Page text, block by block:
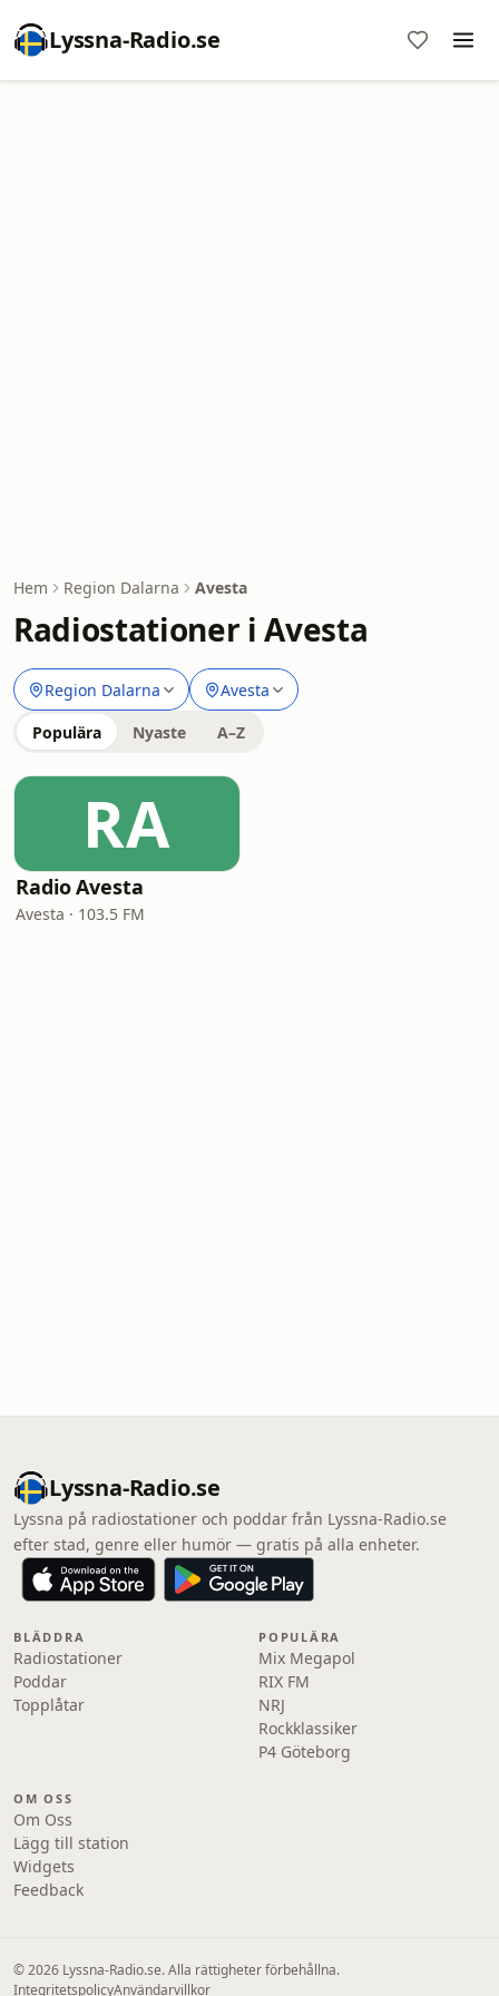
Lyssna-Radio.se
Hem Region Dalarna Avesta
Radiostationer i Avesta
Region Dalarna Avesta
Populära Nyaste A–Z
RA
Radio Avesta
Avesta · 103.5 FM
Lyssna-Radio.se
Lyssna på radiostationer och poddar från Lyssna-Radio.se
efter stad, genre eller humör — gratis på alla enheter.
BLÄDDRA
Radiostationer
Poddar
Topplåtar
POPULÄRA
Mix Megapol
RIX FM
NRJ
Rockklassiker
P4 Göteborg
OM OSS
Om Oss
Lägg till station
Widgets
Feedback
© 2026 Lyssna-Radio.se. Alla rättigheter förbehållna.
IntegritetspolicyAnvändarvillkor